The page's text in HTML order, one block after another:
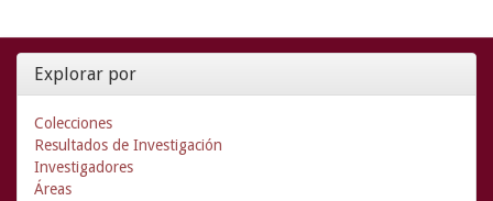
Explorar por
Colecciones
Resultados de Investigación
Investigadores
Áreas